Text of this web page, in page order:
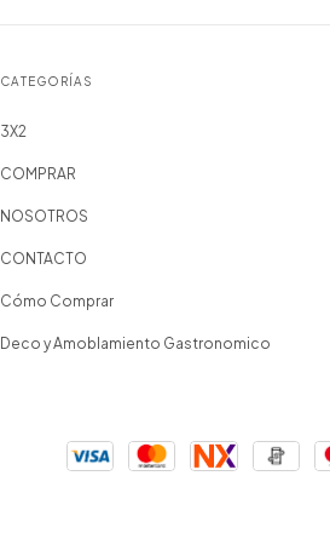
CATEGORÍAS
3X2
COMPRAR
NOSOTROS
CONTACTO
Cómo Comprar
Deco y Amoblamiento Gastronomico